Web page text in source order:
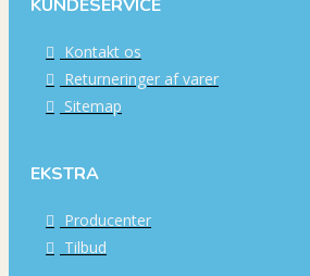
KUNDESERVICE
Kontakt os
Returneringer af varer
Sitemap
EKSTRA
Producenter
Tilbud